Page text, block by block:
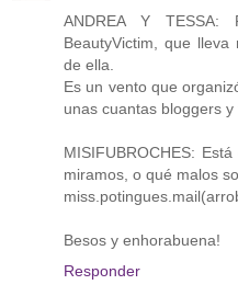
ANDREA Y
BeautyVictim, que
de ella.
Es un vento que
unas cuantas bloggers y
MISIFUBROCHES:
miramos, o qué malos
Besos y enhorabuena!
Responder